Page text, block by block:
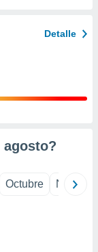
Detalle
agosto?
Octubre